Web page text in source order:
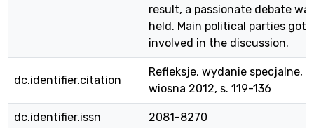
result, a passionate debate
held. Main political parties got
involved in the discussion.
dc.identifier.citation
Refleksje, wydanie specjalne,
wiosna 2012, s. 119-136
dc.identifier.issn 2081-8270